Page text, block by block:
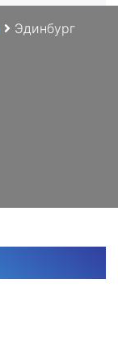
Эдинбург